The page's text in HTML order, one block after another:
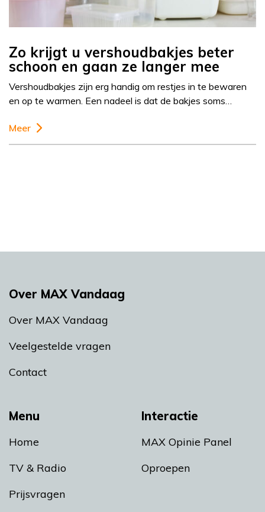
Zo krijgt u vershoudbakjes beter
schoon en gaan ze langer mee
Vershoudbakjes zijn erg handig om restjes in te bewaren
en op te warmen. Een nadeel is dat de bakjes soms…
Meer
Menu
Home
TV & Radio
Prijsvragen
Interactie
MAX Opinie Panel
Oproepen
Over MAX Vandaag
Over MAX Vandaag
Veelgestelde vragen
Contact